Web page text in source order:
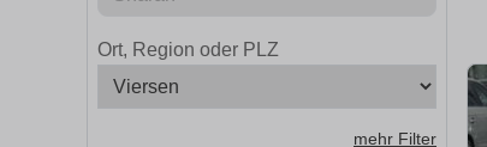
Ort, Region oder PLZ
mehr Filter